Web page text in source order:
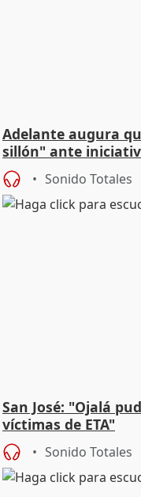
Adelante augura
sillón" ante
Sonido Totales
San José: "Ojalá
víctimas de ETA"
Sonido Totales